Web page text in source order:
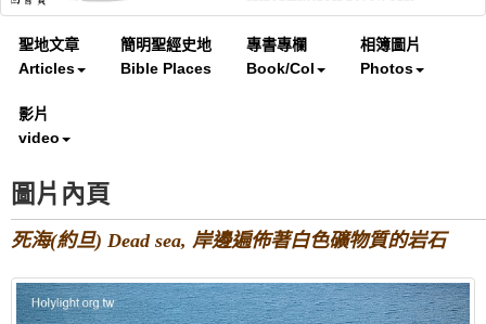
聖地文章
Articles
簡明聖經史地
Bible Places
專書專欄
Book/Col
相簿圖片
Photos
影片
video
圖片內頁
死海(約旦) Dead sea, 岸邊遍佈著白色礦物質的岩石